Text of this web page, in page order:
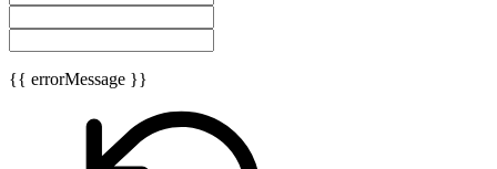
{{ errorMessage }}